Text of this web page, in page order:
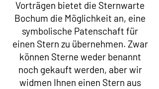
Vorträgen bietet die Sternwarte
Bochum die Möglichkeit an, eine
symbolische Patenschaft für
einen Stern zu übernehmen. Zwar
können Sterne weder benannt
noch gekauft werden, aber wir
widmen Ihnen einen Stern aus